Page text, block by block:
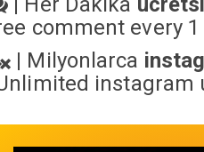
comment every
| Milyonlarca
instagram